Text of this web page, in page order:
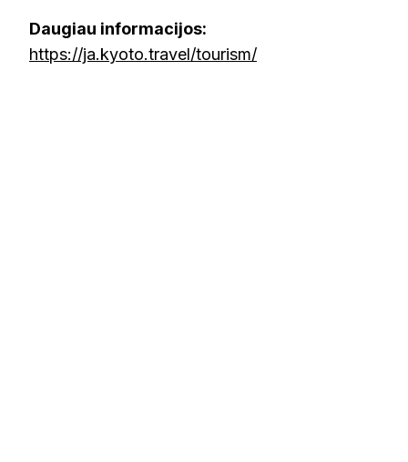
Daugiau informacijos:
https://ja.kyoto.travel/tourism/